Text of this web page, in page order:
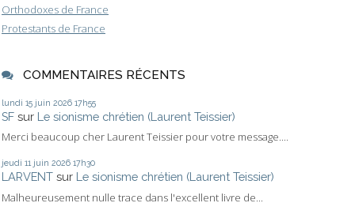
Orthodoxes de France
Protestants de France
COMMENTAIRES RÉCENTS
lundi 15 juin 2026 17h55
SF sur Le sionisme chrétien (Laurent Teissier)
Merci beaucoup cher Laurent Teissier pour votre message....
jeudi 11 juin 2026 17h30
LARVENT sur Le sionisme chrétien (Laurent Teissier)
Malheureusement nulle trace dans l'excellent livre de...